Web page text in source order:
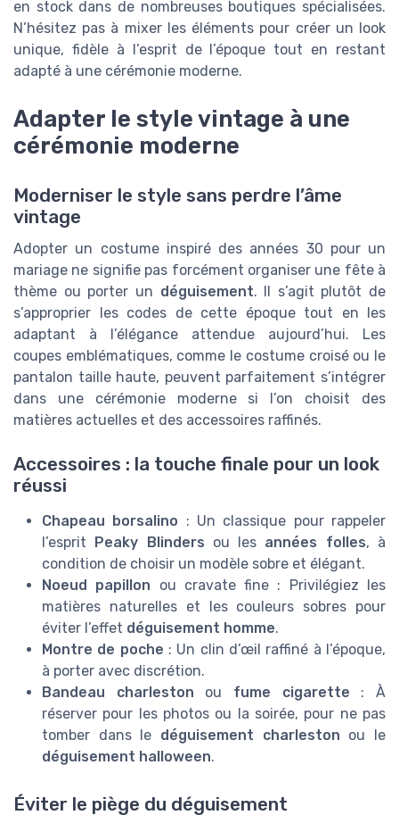
en stock dans de nombreuses boutiques spécialisées.
N’hésitez pas à mixer les éléments pour créer un look
unique, fidèle à l’esprit de l’époque tout en restant
adapté à une cérémonie moderne.
Adapter le style vintage à une
cérémonie moderne
Moderniser le style sans perdre l’âme
vintage
Adopter un costume inspiré des années 30 pour un
mariage ne signifie pas forcément organiser une fête à
thème ou porter un déguisement. Il s’agit plutôt de
s’approprier les codes de cette époque tout en les
adaptant à l’élégance attendue aujourd’hui. Les
coupes emblématiques, comme le costume croisé ou le
pantalon taille haute, peuvent parfaitement s’intégrer
dans une cérémonie moderne si l’on choisit des
matières actuelles et des accessoires raffinés.
Accessoires : la touche finale pour un look
réussi
Chapeau borsalino : Un classique pour rappeler
l’esprit Peaky Blinders ou les années folles, à
condition de choisir un modèle sobre et élégant.
Noeud papillon ou cravate fine : Privilégiez les
matières naturelles et les couleurs sobres pour
éviter l’effet déguisement homme.
Montre de poche : Un clin d’œil raffiné à l’époque,
à porter avec discrétion.
Bandeau charleston ou fume cigarette : À
réserver pour les photos ou la soirée, pour ne pas
tomber dans le déguisement charleston ou le
déguisement halloween.
Éviter le piège du déguisement